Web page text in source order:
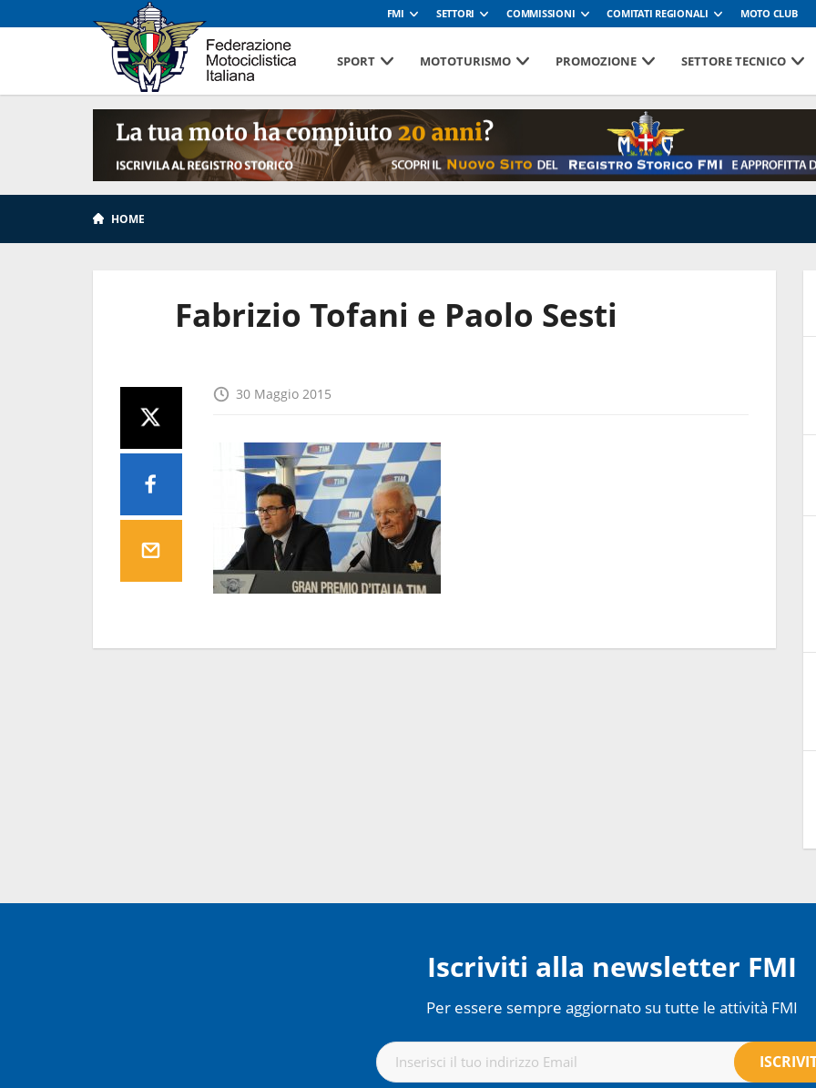
FMI SETTORI COMMISSIONI COMITATI REGIONALI MOTO CLUB
SPORT MOTOTURISMO PROMOZIONE SETTORE TECNICO
HOME
Fabrizio Tofani e Paolo Sesti
30 Maggio 2015
Iscriviti alla newsletter FMI
Per essere sempre aggiornato su tutte le attività FMI